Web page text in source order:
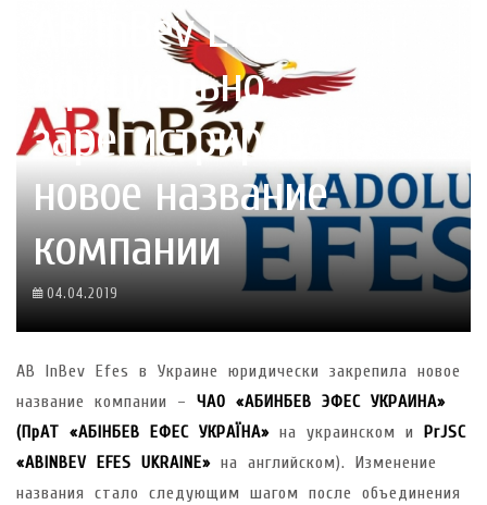
AB InBev Efes
официально
зарегистрировала
новое название
компании
04.04.2019
AB InBev Efes в Украине юридически закрепила новое
название компании – ЧАО «АБИНБЕВ ЭФЕС УКРАИНА»
(ПрАТ «АБІНБЕВ ЕФЕС УКРАЇНА» на украинском и
PrJSC
«ABINBEV EFES UKRAINE» на английском). Изменение
названия стало следующим шагом после объединения